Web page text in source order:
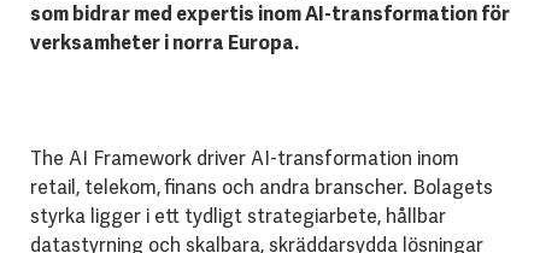
som bidrar med expertis inom AI-transformation för
verksamheter i norra Europa.
The AI Framework driver AI-transformation inom
retail, telekom, finans och andra branscher. Bolagets
styrka ligger i ett tydligt strategiarbete, hållbar
datastyrning och skalbara, skräddarsydda lösningar